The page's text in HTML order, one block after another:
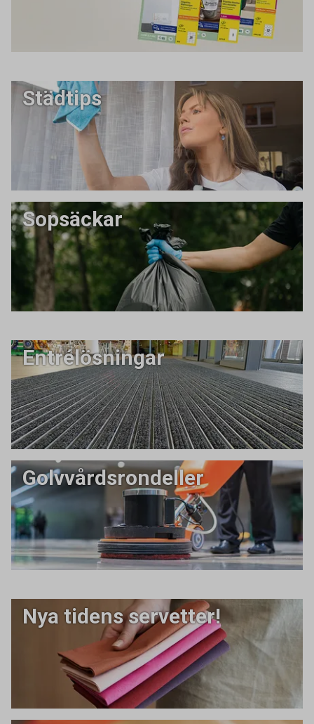
Städtips
Sopsäckar
Entrélösningar
Golvvårdsrondeller
Nya tidens servetter!